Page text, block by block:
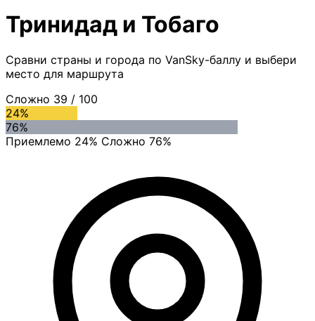
Тринидад и Тобаго
Сравни страны и города по VanSky-баллу и выбери
место для маршрута
Сложно 39 / 100
24%
76%
Приемлемо 24% Сложно 76%